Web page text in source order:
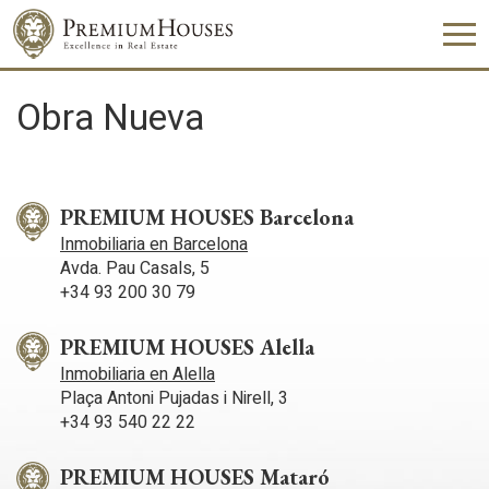
Obra Nueva
PREMIUM HOUSES Barcelona
Inmobiliaria en Barcelona
Avda. Pau Casals, 5
+34 93 200 30 79
PREMIUM HOUSES Alella
Inmobiliaria en Alella
Plaça Antoni Pujadas i Nirell, 3
+34 93 540 22 22
PREMIUM HOUSES Mataró
Modificar cookies
Técnicas y funcionales